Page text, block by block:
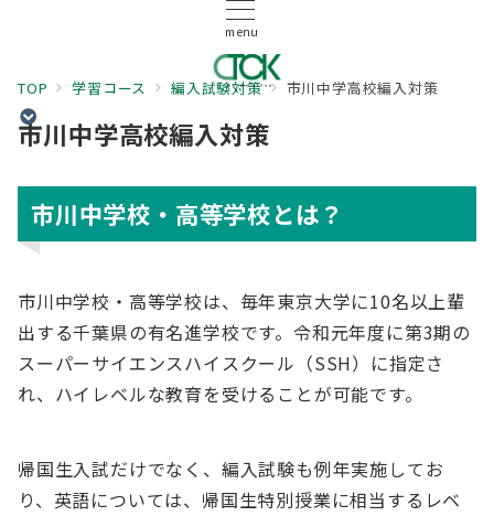
menu
TOP 学習コース 編入試験対策 市川中学高校編入対策
市川中学高校編入対策
市川中学校・高等学校とは？
市川中学校・高等学校は、毎年東京大学に10名以上輩
出する千葉県の有名進学校です。令和元年度に第3期の
スーパーサイエンスハイスクール（SSH）に指定さ
れ、ハイレベルな教育を受けることが可能です。
帰国生入試だけでなく、編入試験も例年実施してお
り、英語については、帰国生特別授業に相当するレベ